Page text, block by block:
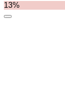
13%